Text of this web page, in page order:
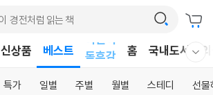
신상품 베스트
독후감
홈 국내도서
특가 일별 주별 월별 스테디 선물